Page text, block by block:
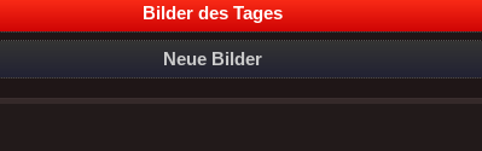
Bilder des Tages
Neue Bilder